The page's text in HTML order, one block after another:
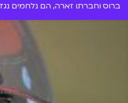
ברוס וחברתו זארה, הם נלחמים